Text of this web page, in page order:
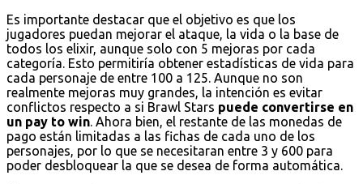
Es importante destacar que el objetivo es que los
jugadores puedan mejorar el ataque, la vida o la base de
todos los elixir, aunque solo con 5 mejoras por cada
categoría. Esto permitiría obtener estadísticas de vida para
cada personaje de entre 100 a 125. Aunque no son
realmente mejoras muy grandes, la intención es evitar
conflictos respecto a si Brawl Stars puede convertirse en
un pay to win . Ahora bien, el restante de las monedas de
pago están limitadas a las fichas de cada uno de los
personajes, por lo que se necesitaran entre 3 y 600 para
poder desbloquear la que se desea de forma automática.